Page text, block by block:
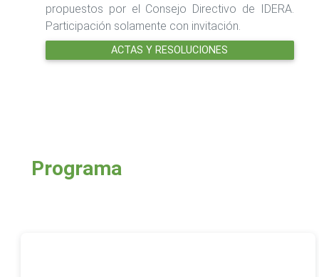
propuestos por el Consejo Directivo de IDERA.
Participación solamente con invitación.
ACTAS Y RESOLUCIONES
Programa